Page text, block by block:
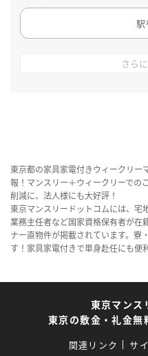
駅
さら
東京都の家具家電付きウィークリー
報！マンスリー＋ウィークリーでの
削減に、法人様にも大好評！
東京マンスリードットコムには、宅
業務主任者など国家資格保有者が在
ナー直物件が掲載されています。寮
す！家具家電付きで単身赴任にも便利
東京マンス
東京の敷金・礼金無
関連リンク サ